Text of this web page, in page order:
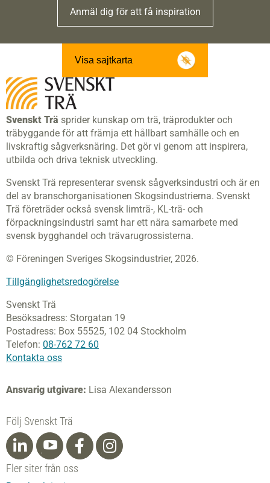
Anmäl dig för att få inspiration
Visa sajtkarta
Svenskt Trä sprider kunskap om trä, träprodukter och
träbyggande för att främja ett hållbart samhälle och en
livskraftig sågverksnäring. Det gör vi genom att inspirera,
utbilda och driva teknisk utveckling.
Svenskt Trä representerar svensk sågverksindustri och är en
del av branschorganisationen Skogsindustrierna. Svenskt
Trä företräder också svensk limträ-, KL-trä- och
förpackningsindustri samt har ett nära samarbete med
svensk bygghandel och trävarugrossisterna.
© Föreningen Sveriges Skogsindustrier, 2026.
Tillgänglighetsredogörelse
Svenskt Trä
Besöksadress: Storgatan 19
Postadress: Box 55525, 102 04 Stockholm
Telefon: 08-762 72 60
Kontakta oss
Ansvarig utgivare: Lisa Alexandersson
Följ Svenskt Trä
Fler siter från oss